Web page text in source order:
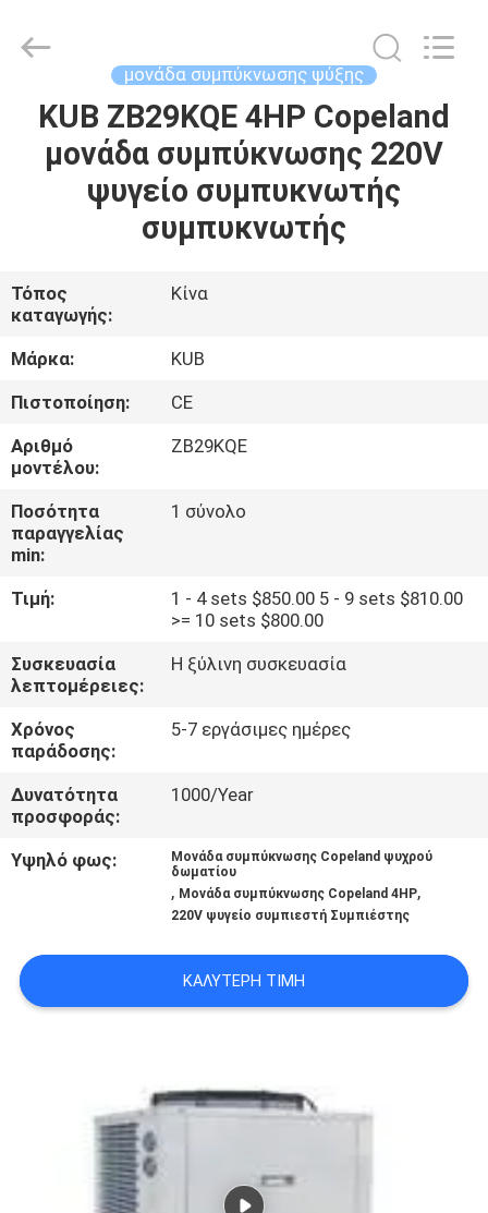
ΣΠΊΤΙ
ΠΡΟΪΌΝΤΑ
VR
ΠΕΡΊΠΟΥ
ΕΜΕΊΣ
ΓΎΡΟΣ
ΕΡΓΟΣΤΑΣΊΩΝ
ΈΛΕΓΧΟΣ
ΜΑΣ
ΕΛΆΤΕ
ΣΕ
ΕΠΑΦΉ
ΜΕ
ΑΠΌΣΠΑΣΜΑ
ΠΟΛΙΤΙΚΉ
ΑΠΟΡΡΉΤΟΥ
Reserved.
μονάδα συμπύκνωσης ψύξης
KUB ZB29KQE 4HP Copeland
μονάδα συμπύκνωσης 220V
ψυγείο συμπυκνωτής
συμπυκνωτής
Τόπος
καταγωγής:
Κίνα
Μάρκα:
KUB
Πιστοποίηση:
CE
Αριθμό
μοντέλου:
ZB29KQE
Ποσότητα
παραγγελίας
min:
1 σύνολο
Τιμή:
1 - 4 sets $850.00 5 - 9 sets $810.00
>= 10 sets $800.00
Συσκευασία
λεπτομέρειες:
Η ξύλινη συσκευασία
Χρόνος
παράδοσης:
5-7 εργάσιμες ημέρες
Δυνατότητα
προσφοράς:
1000/Year
Υψηλό φως:
Μονάδα συμπύκνωσης Copeland ψυχρού
δωματίου
, Μονάδα συμπύκνωσης Copeland 4HP,
220V ψυγείο συμπιεστή Συμπιέστης
ΚΑΛΎΤΕΡΗ ΤΙΜΉ